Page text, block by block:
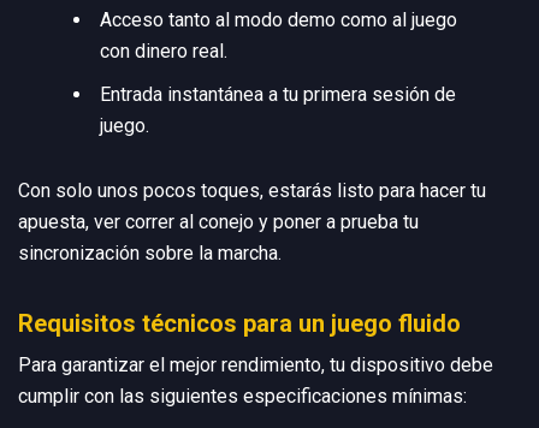
Acceso tanto al modo demo como al juego
con dinero real.
Entrada instantánea a tu primera sesión de
juego.
Con solo unos pocos toques, estarás listo para hacer tu
apuesta, ver correr al conejo y poner a prueba tu
sincronización sobre la marcha.
Requisitos técnicos para un juego fluido
Para garantizar el mejor rendimiento, tu dispositivo debe
cumplir con las siguientes especificaciones mínimas: